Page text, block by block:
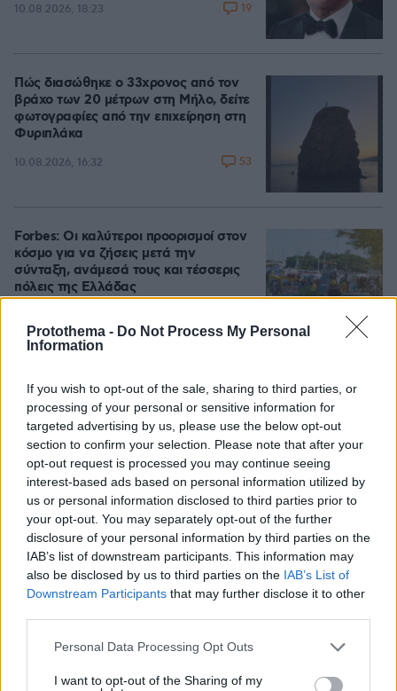
Protothema - Do Not Process My Personal
Information
If you wish to opt-out of the sale, sharing to third parties, or
processing of your personal or sensitive information for
targeted advertising by us, please use the below opt-out
section to confirm your selection. Please note that after your
opt-out request is processed you may continue seeing
interest-based ads based on personal information utilized by
us or personal information disclosed to third parties prior to
your opt-out. You may separately opt-out of the further
disclosure of your personal information by third parties on the
IAB’s list of downstream participants. This information may
also be disclosed by us to third parties on the IAB’s List of
Downstream Participants that may further disclose it to other
Please note that this website/app uses one or more Google
not limited to your visit or usage behaviour. You may click to
Personal Data Processing Opt Outs
I want to opt-out of the Sharing of my
10.08.2026, 18:23 19
Πώς διασώθηκε ο 33χρονος από τον
βράχο των 20 μέτρων στη Μήλο, δείτε
φωτογραφίες από την επιχείρηση στη
Φυριπλάκα
10.08.2026, 16:32 53
Forbes: Οι καλύτεροι προορισμοί στον
κόσμο για να ζήσεις μετά την
σύνταξη, ανάμεσά τους και τέσσερις
πόλεις της Ελλάδας
Όταν ο Στέλιος Ράμφος μιλούσε στον
Δανίκα για την Ελλάδα, τη Μεγάλη
Ιδέα, τα όνειρα και τις «διαστροφές»
του μυαλού
10.08.2026, 16:05 29
Games